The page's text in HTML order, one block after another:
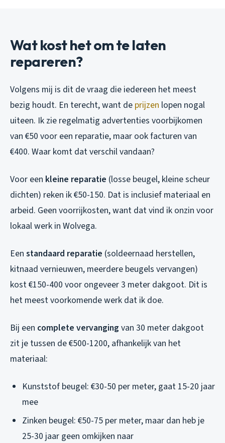
Wat kost het om te laten
repareren?
Volgens mij is dit de vraag die iedereen het meest
bezig houdt. En terecht, want de prijzen lopen nogal
uiteen. Ik zie regelmatig advertenties voorbijkomen
van €50 voor een reparatie, maar ook facturen van
€400. Waar komt dat verschil vandaan?
Voor een kleine reparatie (losse beugel, kleine scheur
dichten) reken ik €50-150. Dat is inclusief materiaal en
arbeid. Geen voorrijkosten, want dat vind ik onzin voor
lokaal werk in Wolvega.
Een standaard reparatie (soldeernaad herstellen,
kitnaad vernieuwen, meerdere beugels vervangen)
kost €150-400 voor ongeveer 3 meter dakgoot. Dit is
het meest voorkomende werk dat ik doe.
Bij een complete vervanging van 30 meter dakgoot
zit je tussen de €500-1200, afhankelijk van het
materiaal:
Kunststof beugel: €30-50 per meter, gaat 15-20 jaar
mee
Zinken beugel: €50-75 per meter, maar dan heb je
25-30 jaar geen omkijken naar